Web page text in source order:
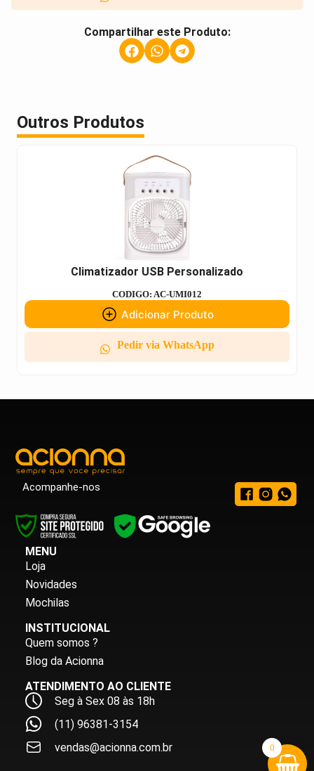
Compartilhar este Produto:
Outros Produtos
Climatizador USB Personalizado
CODIGO: AC-UMI012
Adicionar Produto
Pedir via WhatsApp
Acompanhe-nos
MENU
Loja
Novidades
Mochilas
INSTITUCIONAL
Quem somos ?
Blog da Acionna
ATENDIMENTO AO CLIENTE
Seg à Sex 08 às 18h
(11) 96381-3154
vendas@acionna.com.br
0